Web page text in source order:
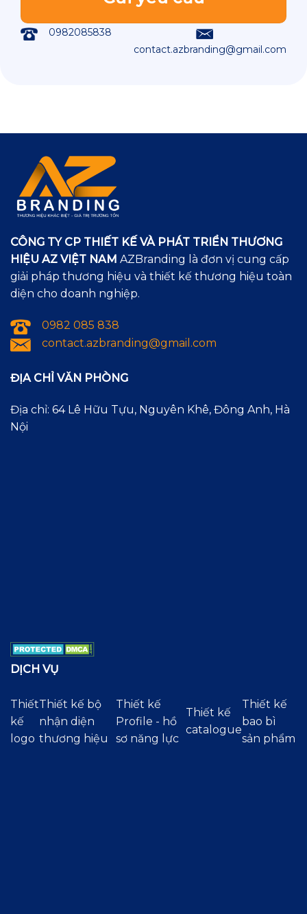
0982085838
contact.azbranding@gmail.com
CÔNG TY CP THIẾT KẾ VÀ PHÁT TRIỂN THƯƠNG
HIỆU AZ VIỆT NAM AZBranding là đơn vị cung cấp
giải pháp thương hiệu và thiết kế thương hiệu toàn
diện cho doanh nghiệp.
0982 085 838
contact.azbranding@gmail.com
ĐỊA CHỈ VĂN PHÒNG
Địa chỉ: 64 Lê Hữu Tựu, Nguyên Khê, Đông Anh, Hà
Nội
DỊCH VỤ
Thiết
kế
logo
Thiết kế bộ
nhận diện
thương hiệu
Thiết kế
Profile - hồ
sơ năng lực
Thiết kế
catalogue
Thiết kế
bao bì
sản phẩm